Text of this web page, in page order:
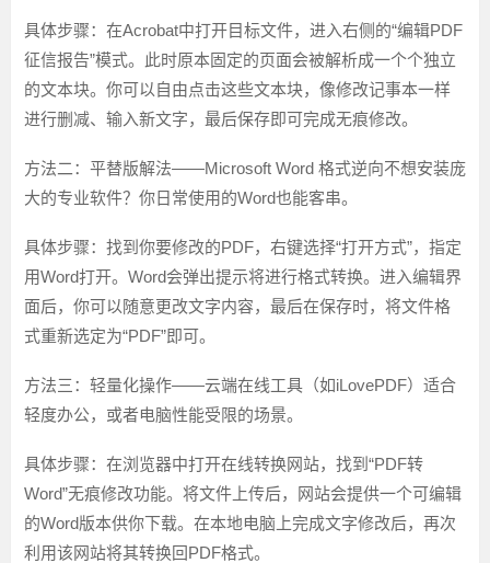
具体步骤：在Acrobat中打开目标文件，进入右侧的“编辑PDF
征信报告”模式。此时原本固定的页面会被解析成一个个独立
的文本块。你可以自由点击这些文本块，像修改记事本一样
进行删减、输入新文字，最后保存即可完成无痕修改。
方法二：平替版解法——Microsoft Word 格式逆向不想安装庞
大的专业软件？你日常使用的Word也能客串。
具体步骤：找到你要修改的PDF，右键选择“打开方式”，指定
用Word打开。Word会弹出提示将进行格式转换。进入编辑界
面后，你可以随意更改文字内容，最后在保存时，将文件格
式重新选定为“PDF”即可。
方法三：轻量化操作——云端在线工具（如iLovePDF） 适合
轻度办公，或者电脑性能受限的场景。
具体步骤：在浏览器中打开在线转换网站，找到“PDF转
Word”无痕修改功能。将文件上传后，网站会提供一个可编辑
的Word版本供你下载。在本地电脑上完成文字修改后，再次
利用该网站将其转换回PDF格式。